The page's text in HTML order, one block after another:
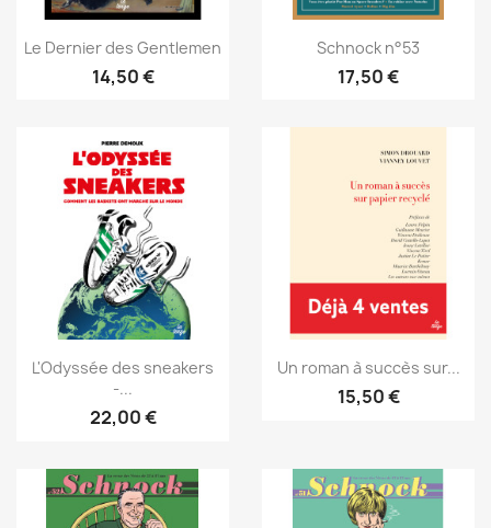
Le Dernier des Gentlemen
14,50 €
Schnock n°53
17,50 €
L'Odyssée des sneakers
-...
22,00 €
Un roman à succès sur...
15,50 €